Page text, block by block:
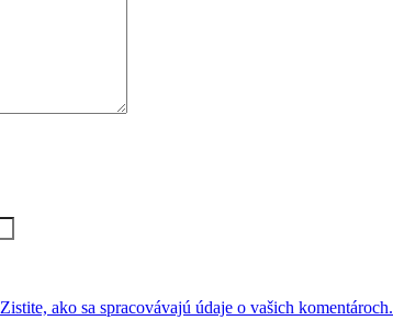
Zistite, ako sa spracovávajú údaje o vašich komentároch.